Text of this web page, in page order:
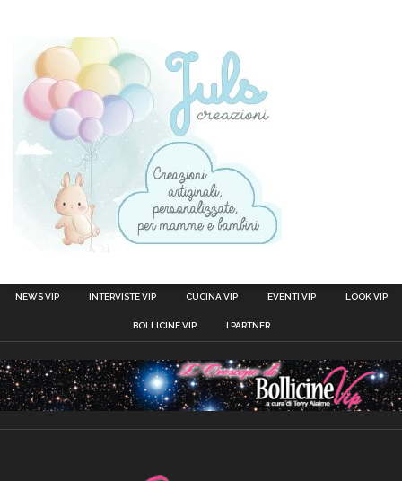
NEWS VIP INTERVISTE VIP CUCINA VIP EVENTI VIP LOOK VIP
BOLLICINE VIP I PARTNER